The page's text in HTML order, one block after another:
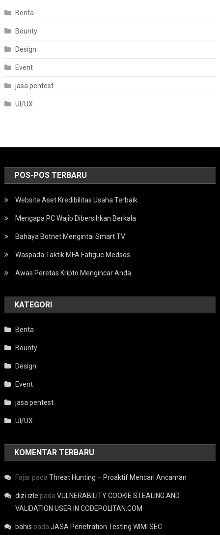
Berita
Bounty
Design
Event
jasa pentest
UI/UX
POS-POS TERBARU
Website Aset Kredibilitas Usaha Terbaik
Mengapa PC Wajib Dibersihkan Berkala
Bahaya Botnet Mengintai Smart TV
Waspada Taktik MFA Fatigue Medsos
Awas Peretas Kripto Mengincar Anda
KATEGORI
Berita
Bounty
Design
Event
jasa pentest
UI/UX
KOMENTAR TERBARU
Fajar padaThreat Hunting – Proaktif Mencari Ancaman
dizi izle padaVULNERABILITY COOKIE STEALING AND
VALIDATION USER IN CODEPOLITAN.COM
bahis padaJASA Penetration Testing WIMI SEC